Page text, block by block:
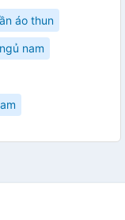
áo thun
nam